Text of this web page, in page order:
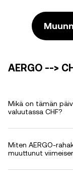
AERGO -->
Mikä on tämän
valuutassa CHF?
Miten AERGO-
muuttunut